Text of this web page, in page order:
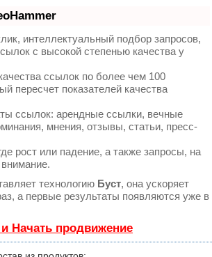
интеллектуальный подбор запросов,
с высокой степенью качества у
ссылок по более чем 100
пересчет показателей качества
ссылок: арендные ссылки, вечные
мнения, отзывы, статьи, пресс-
рост или падение, а также запросы, на
технологию Буст, она ускоряет
а первые результаты появляются уже в
Начать продвижение